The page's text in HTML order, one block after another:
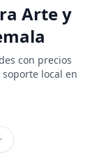
Arte y
con precios
local en